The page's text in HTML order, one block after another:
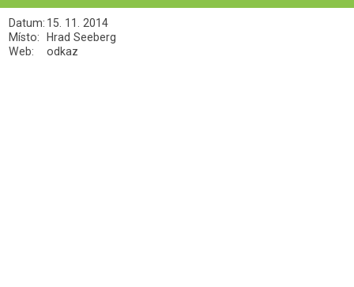
Datum: 15. 11. 2014
Místo:
Hrad Seeberg
Web:
odkaz